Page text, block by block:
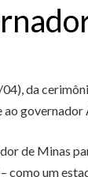
da
de Minas
como um